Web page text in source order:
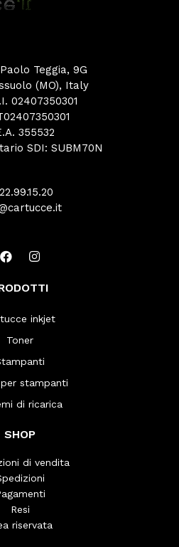
Teggia, 9G
(MO), Italy
02407350301
355532
SDI: SUBM70N
inkjet
Toner
stampanti
di ricarica
SHOP
di vendita
Resi
riservata